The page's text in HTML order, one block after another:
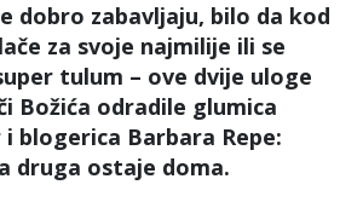
dobro zabavljaju, bilo da kod
za svoje najmilije ili se
tulum – ove dvije uloge
Božića odradile glumica
blogerica Barbara Repe:
druga ostaje doma.